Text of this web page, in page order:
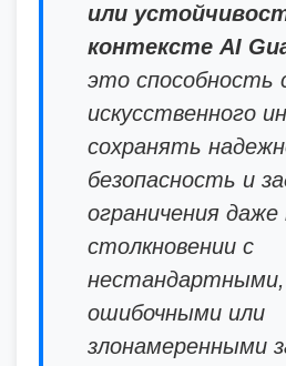
или
контексте AI
это способность
искусственного
сохранять
безопасность и
ограничения даже
столкновении с
нестандартными,
ошибочными или
злонамеренными